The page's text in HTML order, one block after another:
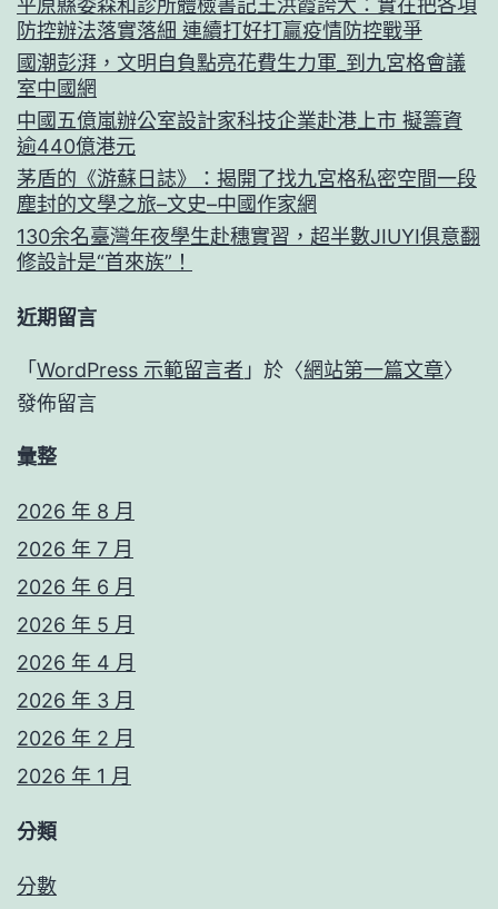
平原縣委森和診所體檢書記王洪霞誇大：實在把各項
防控辦法落實落細 連續打好打贏疫情防控戰爭
國潮彭湃，文明自負點亮花費生力軍_到九宮格會議
室中國網
中國五億嵐辦公室設計家科技企業赴港上市 擬籌資
逾440億港元
茅盾的《游蘇日誌》：揭開了找九宮格私密空間一段
塵封的文學之旅–文史–中國作家網
130余名臺灣年夜學生赴穗實習，超半數JIUYI俱意翻
修設計是“首來族”！
近期留言
「 WordPress 示範留言者 」於〈網站第一篇文章〉
發佈留言
彙整
2026 年 8 月
2026 年 7 月
2026 年 6 月
2026 年 5 月
2026 年 4 月
2026 年 3 月
2026 年 2 月
2026 年 1 月
分類
分數